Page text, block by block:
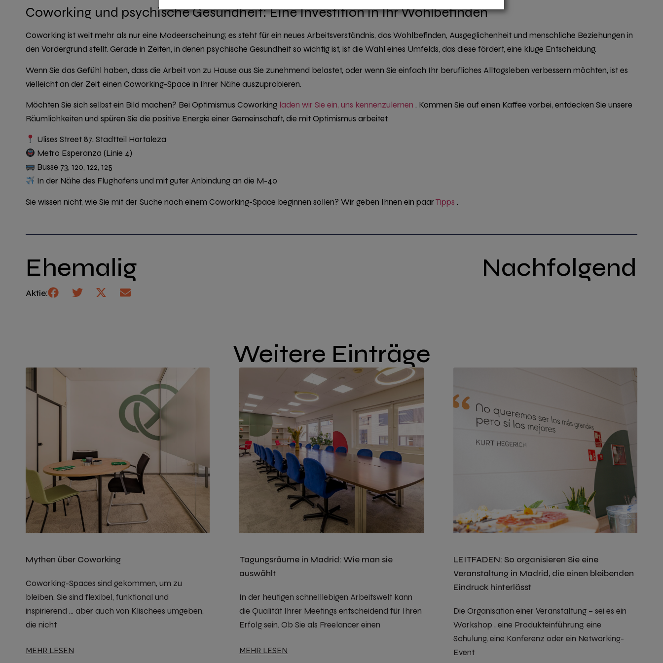
Coworking und psychische Gesundheit: Eine Investition in Ihr Wohlbefinden
Coworking ist weit mehr als nur eine Modeerscheinung; es steht für ein neues Arbeitsverständnis, das Wohlbefinden, Ausgeglichenheit und menschliche Beziehungen in
den Vordergrund stellt. Gerade in Zeiten, in denen psychische Gesundheit so wichtig ist, ist die Wahl eines Umfelds, das diese fördert, eine kluge Entscheidung.
Wenn Sie das Gefühl haben, dass die Arbeit von zu Hause aus Sie zunehmend belastet, oder wenn Sie einfach Ihr berufliches Alltagsleben verbessern möchten, ist es
vielleicht an der Zeit, einen Coworking-Space in Ihrer Nähe auszuprobieren.
Möchten Sie sich selbst ein Bild machen? Bei Optimismus Coworking laden wir Sie ein, uns kennenzulernen . Kommen Sie auf einen Kaffee vorbei, entdecken Sie unsere
Räumlichkeiten und spüren Sie die positive Energie einer Gemeinschaft, die mit Optimismus arbeitet.
Ulises Street 87, Stadtteil Hortaleza
Metro Esperanza (Linie 4)
Busse 73, 120, 122, 125
In der Nähe des Flughafens und mit guter Anbindung an die M-40
Sie wissen nicht, wie Sie mit der Suche nach einem Coworking-Space beginnen sollen? Wir geben Ihnen ein paarTipps .
Ehemalig Nachfolgend
Aktie:
Weitere Einträge
Mythen über Coworking
Coworking-Spaces sind gekommen, um zu
bleiben. Sie sind flexibel, funktional und
inspirierend … aber auch von Klischees umgeben,
die nicht
MEHR LESEN
Tagungsräume in Madrid: Wie man sie
auswählt
In der heutigen schnelllebigen Arbeitswelt kann
die Qualität Ihrer Meetings entscheidend für Ihren
Erfolg sein. Ob Sie als Freelancer einen
MEHR LESEN
LEITFADEN: So organisieren Sie eine
Veranstaltung in Madrid, die einen bleibenden
Eindruck hinterlässt
Die Organisation einer Veranstaltung – sei es ein
Workshop , eine Produkteinführung, eine
Schulung, eine Konferenz oder ein Networking-
Event